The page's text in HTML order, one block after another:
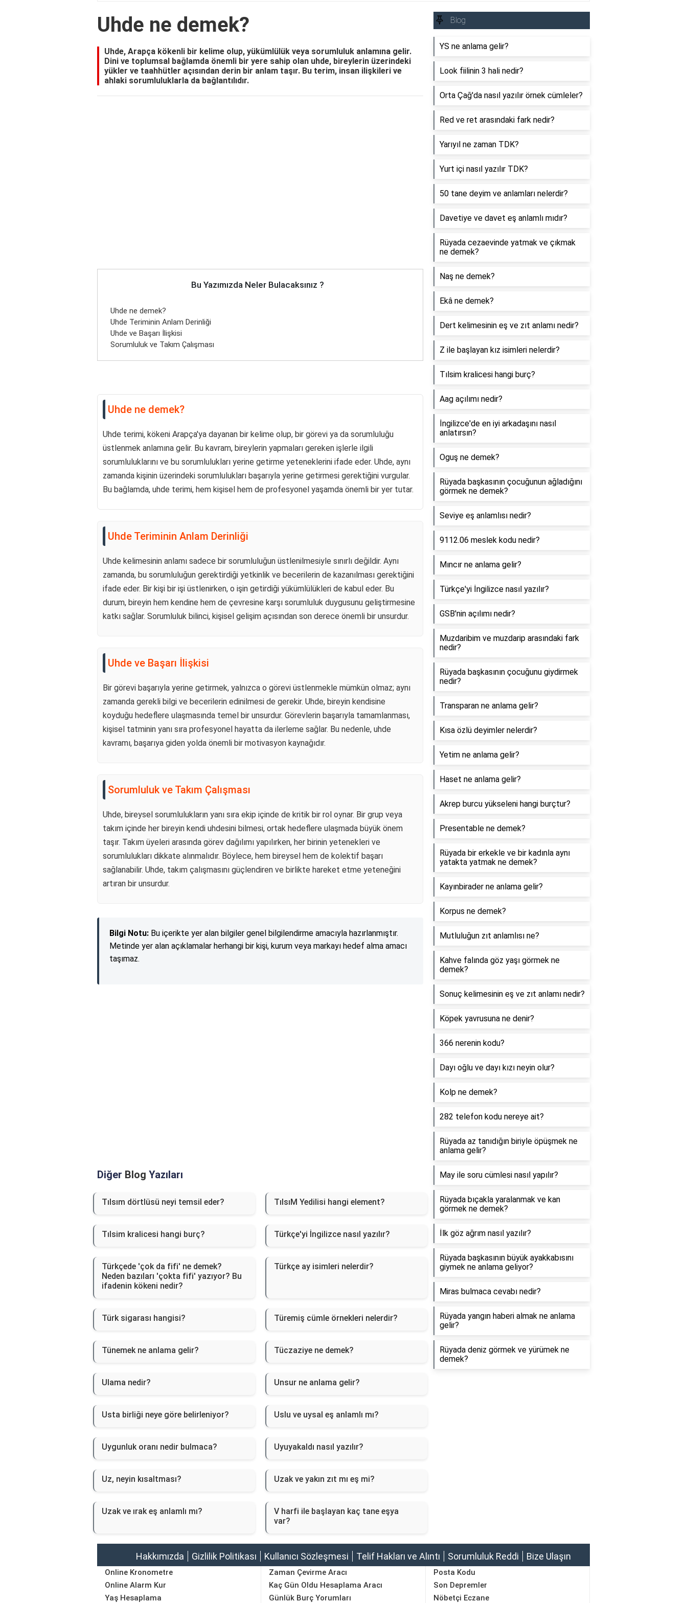
Uhde ne demek?
Uhde, Arapça kökenli bir kelime olup, yükümlülük veya sorumluluk anlamına gelir.
Dini ve toplumsal bağlamda önemli bir yere sahip olan uhde, bireylerin üzerindeki
yükler ve taahhütler açısından derin bir anlam taşır. Bu terim, insan ilişkileri ve
ahlaki sorumluluklarla da bağlantılıdır.
Bu Yazımızda Neler Bulacaksınız ?
Uhde ne demek?
Uhde Teriminin Anlam Derinliği
Uhde ve Başarı İlişkisi
Sorumluluk ve Takım Çalışması
Uhde ne demek?
Uhde terimi, kökeni Arapça'ya dayanan bir kelime olup, bir görevi ya da sorumluluğu
üstlenmek anlamına gelir. Bu kavram, bireylerin yapmaları gereken işlerle ilgili
sorumluluklarını ve bu sorumlulukları yerine getirme yeteneklerini ifade eder. Uhde, aynı
zamanda kişinin üzerindeki sorumlulukları başarıyla yerine getirmesi gerektiğini vurgular.
Bu bağlamda, uhde terimi, hem kişisel hem de profesyonel yaşamda önemli bir yer tutar.
Uhde Teriminin Anlam Derinliği
Uhde kelimesinin anlamı sadece bir sorumluluğun üstlenilmesiyle sınırlı değildir. Aynı
zamanda, bu sorumluluğun gerektirdiği yetkinlik ve becerilerin de kazanılması gerektiğini
ifade eder. Bir kişi bir işi üstlenirken, o işin getirdiği yükümlülükleri de kabul eder. Bu
durum, bireyin hem kendine hem de çevresine karşı sorumluluk duygusunu geliştirmesine
katkı sağlar. Sorumluluk bilinci, kişisel gelişim açısından son derece önemli bir unsurdur.
Uhde ve Başarı İlişkisi
Bir görevi başarıyla yerine getirmek, yalnızca o görevi üstlenmekle mümkün olmaz; aynı
zamanda gerekli bilgi ve becerilerin edinilmesi de gerekir. Uhde, bireyin kendisine
koyduğu hedeflere ulaşmasında temel bir unsurdur. Görevlerin başarıyla tamamlanması,
kişisel tatminin yanı sıra profesyonel hayatta da ilerleme sağlar. Bu nedenle, uhde
kavramı, başarıya giden yolda önemli bir motivasyon kaynağıdır.
Sorumluluk ve Takım Çalışması
Uhde, bireysel sorumlulukların yanı sıra ekip içinde de kritik bir rol oynar. Bir grup veya
takım içinde her bireyin kendi uhdesini bilmesi, ortak hedeflere ulaşmada büyük önem
taşır. Takım üyeleri arasında görev dağılımı yapılırken, her birinin yetenekleri ve
sorumlulukları dikkate alınmalıdır. Böylece, hem bireysel hem de kolektif başarı
sağlanabilir. Uhde, takım çalışmasını güçlendiren ve birlikte hareket etme yeteneğini
artıran bir unsurdur.
Bilgi Notu: Bu içerikte yer alan bilgiler genel bilgilendirme amacıyla hazırlanmıştır.
Metinde yer alan açıklamalar herhangi bir kişi, kurum veya markayı hedef alma amacı
taşımaz.
Diğer Blog Yazıları
Tılsım dörtlüsü neyi temsil eder? TılsıM Yedilisi hangi element?
Tılsim kralicesi hangi burç? Türkçe'yi İngilizce nasıl yazılır?
Türkçede 'çok da fifi' ne demek?
Neden bazıları 'çokta fifi' yazıyor? Bu
ifadenin kökeni nedir?
Türkçe ay isimleri nelerdir?
Türk sigarası hangisi? Türemiş cümle örnekleri nelerdir?
Tünemek ne anlama gelir? Tüczaziye ne demek?
Ulama nedir? Unsur ne anlama gelir?
Usta birliği neye göre belirleniyor? Uslu ve uysal eş anlamlı mı?
Uygunluk oranı nedir bulmaca? Uyuyakaldı nasıl yazılır?
Uz, neyin kısaltması? Uzak ve yakın zıt mı eş mi?
Uzak ve ırak eş anlamlı mı?
V harfi ile başlayan kaç tane eşya
var?
Blog
YS ne anlama gelir?
Look fiilinin 3 hali nedir?
Orta Çağ'da nasıl yazılır örnek cümleler?
Red ve ret arasındaki fark nedir?
Yarıyıl ne zaman TDK?
Yurt içi nasıl yazılır TDK?
50 tane deyim ve anlamları nelerdir?
Davetiye ve davet eş anlamlı mıdır?
Rüyada cezaevinde yatmak ve çıkmak
ne demek?
Naş ne demek?
Ekâ ne demek?
Dert kelimesinin eş ve zıt anlamı nedir?
Z ile başlayan kız isimleri nelerdir?
Tılsim kralicesi hangi burç?
Aag açılımı nedir?
İngilizce'de en iyi arkadaşını nasıl
anlatırsın?
Oguş ne demek?
Rüyada başkasının çocuğunun ağladığını
görmek ne demek?
Seviye eş anlamlısı nedir?
9112.06 meslek kodu nedir?
Mıncır ne anlama gelir?
Türkçe'yi İngilizce nasıl yazılır?
GSB'nin açılımı nedir?
Muzdaribim ve muzdarip arasındaki fark
nedir?
Rüyada başkasının çocuğunu giydirmek
nedir?
Transparan ne anlama gelir?
Kısa özlü deyimler nelerdir?
Yetim ne anlama gelir?
Haset ne anlama gelir?
Akrep burcu yükseleni hangi burçtur?
Presentable ne demek?
Rüyada bir erkekle ve bir kadınla aynı
yatakta yatmak ne demek?
Kayınbirader ne anlama gelir?
Korpus ne demek?
Mutluluğun zıt anlamlısı ne?
Kahve falında göz yaşı görmek ne
demek?
Sonuç kelimesinin eş ve zıt anlamı nedir?
Köpek yavrusuna ne denir?
366 nerenin kodu?
Dayı oğlu ve dayı kızı neyin olur?
Kolp ne demek?
282 telefon kodu nereye ait?
Rüyada az tanıdığın biriyle öpüşmek ne
anlama gelir?
May ile soru cümlesi nasıl yapılır?
Rüyada bıçakla yaralanmak ve kan
görmek ne demek?
İlk göz ağrım nasıl yazılır?
Rüyada başkasının büyük ayakkabısını
giymek ne anlama geliyor?
Miras bulmaca cevabı nedir?
Rüyada yangın haberi almak ne anlama
gelir?
Rüyada deniz görmek ve yürümek ne
demek?
Hakkımızda Gizlilik Politikası Kullanıcı Sözleşmesi Telif Hakları ve Alıntı Sorumluluk Reddi Bize Ulaşın
Online Kronometre
Online Alarm Kur
Yaş Hesaplama
Zaman Çevirme Aracı
Kaç Gün Oldu Hesaplama Aracı
Günlük Burç Yorumları
Posta Kodu
Son Depremler
Nöbetçi Eczane